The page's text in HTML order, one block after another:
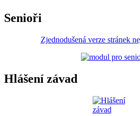
Senioři
Zjednodušená verze stránek
Hlášení závad